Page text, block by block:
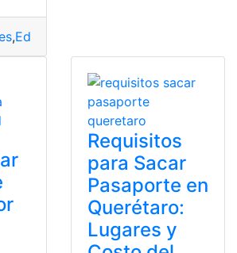
,Edad
Requisitos
para Sacar
Pasaporte en
Querétaro:
Lugares y